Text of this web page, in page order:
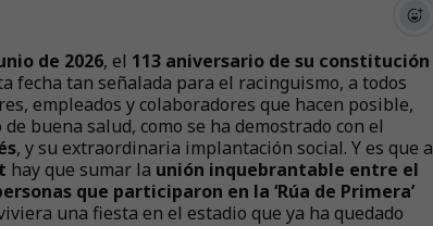
de 2026, el 113 aniversario de su constitución
fecha tan señalada para el racinguismo, a todos
empleados y colaboradores que hacen posible,
buena salud, como se ha demostrado con el
, y su extraordinaria implantación social. Y es que a
hay que sumar la unión inquebrantable entre el
que participaron en la ‘Rúa de Primera’
una fiesta en el estadio que ya ha quedado